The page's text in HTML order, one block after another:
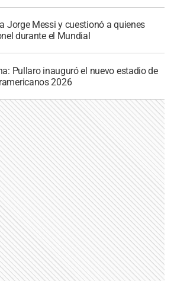
Jorge Messi y cuestionó a quienes
durante el Mundial
Pullaro inauguró el nuevo estadio de
2026